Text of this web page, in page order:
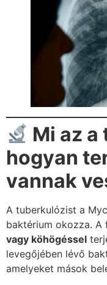
Mi az
hogyan
vannak
A tuberkulózist a
baktérium okozza. A
vagy köhögéssel
levegőjében lévő
amelyeket mások